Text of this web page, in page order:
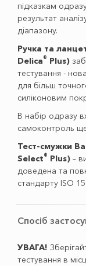
підказкам
результат
діапазону.
Ручка та
Delica® Plus)
тестування -
для більш
силіконовим
В набір одразу
самоконтроль
Тест-смужки
Select® Plus) –
доведена та
стандарту ISO
Спосіб
УВАГА!
тестування в